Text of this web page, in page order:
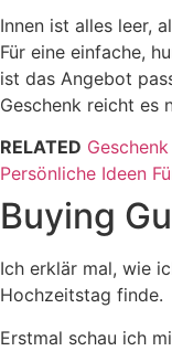
Innen ist alles leer,
Für eine einfache,
ist das Angebot
Geschenk reicht es
RELATED
Persönliche Ideen
Buying
Ich erklär mal, wie
Hochzeitstag finde.
Erstmal schau ich